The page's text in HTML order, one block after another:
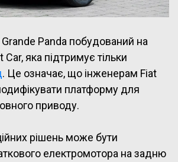
Panda побудований на
яка підтримує тільки
. Це означає, що інженерам Fiat
платформу для
приводу.
рішень може бути
електромотора на задню